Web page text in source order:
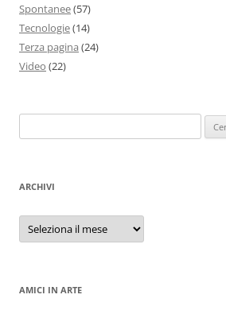
Spontanee(57)
Tecnologie(14)
Terza pagina (24)
Video (22)
per:
ARCHIVI
Archivi
AMICI IN ARTE